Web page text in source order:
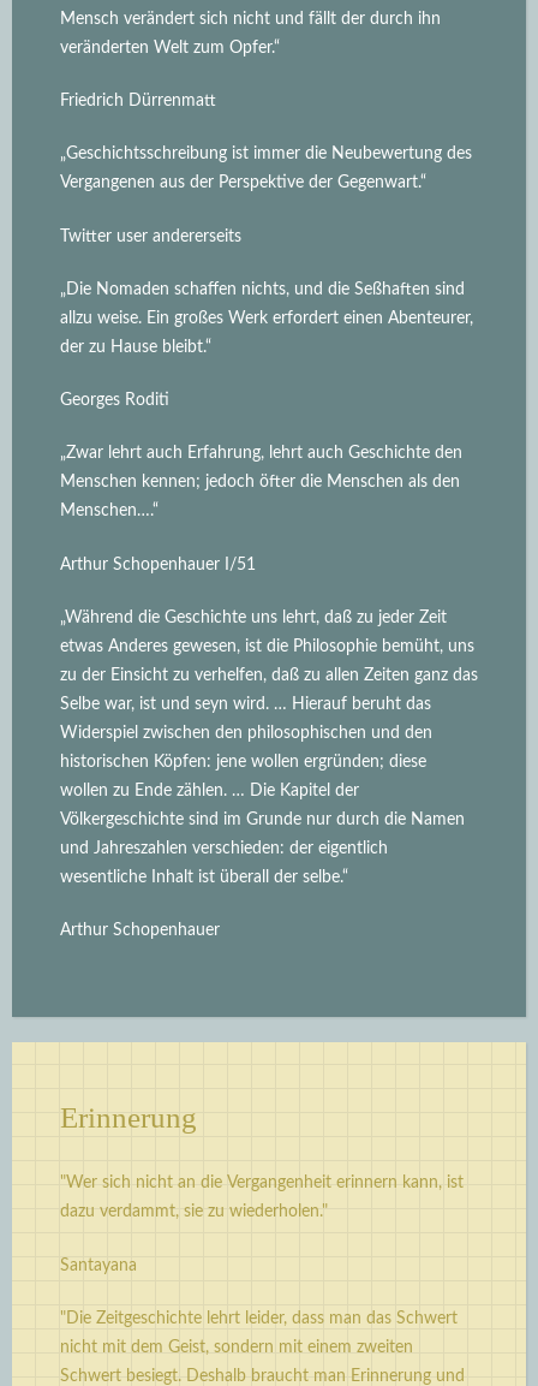
Mensch verändert sich nicht und fällt der durch ihn
veränderten Welt zum Opfer.“
Friedrich Dürrenmatt
„Geschichtsschreibung ist immer die Neubewertung des
Vergangenen aus der Perspektive der Gegenwart.“
Twitter user andererseits
„Die Nomaden schaffen nichts, und die Seßhaften sind
allzu weise. Ein großes Werk erfordert einen Abenteurer,
der zu Hause bleibt.“
Georges Roditi
„Zwar lehrt auch Erfahrung, lehrt auch Geschichte den
Menschen kennen; jedoch öfter die Menschen als den
Menschen….“
Arthur Schopenhauer I/51
„Während die Geschichte uns lehrt, daß zu jeder Zeit
etwas Anderes gewesen, ist die Philosophie bemüht, uns
zu der Einsicht zu verhelfen, daß zu allen Zeiten ganz das
Selbe war, ist und seyn wird. … Hierauf beruht das
Widerspiel zwischen den philosophischen und den
historischen Köpfen: jene wollen ergründen; diese
wollen zu Ende zählen. … Die Kapitel der
Völkergeschichte sind im Grunde nur durch die Namen
und Jahreszahlen verschieden: der eigentlich
wesentliche Inhalt ist überall der selbe.“
Arthur Schopenhauer
Erinnerung
"Wer sich nicht an die Vergangenheit erinnern kann, ist
dazu verdammt, sie zu wiederholen."
Santayana
"Die Zeitgeschichte lehrt leider, dass man das Schwert
nicht mit dem Geist, sondern mit einem zweiten
Schwert besiegt. Deshalb braucht man Erinnerung und